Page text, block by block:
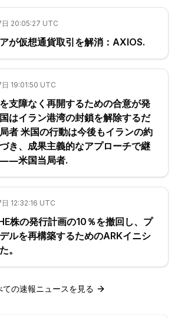
20:05:27 UTC
が仮想通貨取引を解消：AXIOS.
19:01:50 UTC
支障なく再開するための合意が発
はイラン港湾の封鎖を解除するだ
米国の行動は今後もイランの約
き、成果主義的なアプローチで継
米国当局者.
12:32:16 UTC
株の発行計画の10％を撤回し、プ
ルを再構築するためのARKイニシ
。
ての速報ニュースを見る